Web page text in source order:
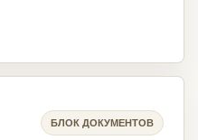
БЛОК ДОКУМЕНТОВ